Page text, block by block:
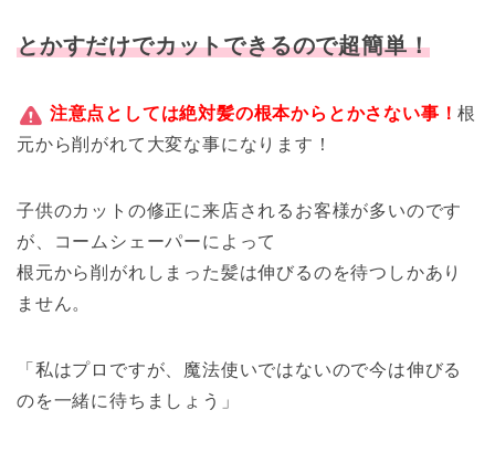
とかすだけでカットできるので超簡単！
注意点としては絶対髪の根本からとかさない事！根
元から削がれて大変な事になります！
子供のカットの修正に来店されるお客様が多いのです
が、コームシェーパーによって
根元から削がれしまった髪は伸びるのを待つしかあり
ません。
「私はプロですが、魔法使いではないので今は伸びる
のを一緒に待ちましょう」